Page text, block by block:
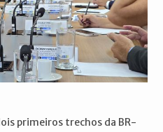
primeiros trechos da BR-